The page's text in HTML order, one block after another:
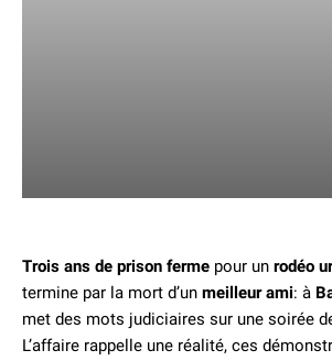
Trois ans de prison ferme pour un rodéo
termine par la mort d’un meilleur ami: à
met des mots judiciaires sur une soirée
L’affaire rappelle une réalité, ces